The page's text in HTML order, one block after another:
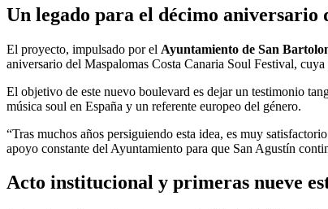
Un legado para el décimo aniversario
El proyecto, impulsado por el Ayuntamiento de San
aniversario del Maspalomas Costa Canaria Soul Festival,
El objetivo de este nuevo boulevard es dejar un testimonio
música soul en España y un referente europeo del género.
“Tras muchos años persiguiendo esta idea, es muy
apoyo constante del Ayuntamiento para que San Agustín
Acto institucional y primeras nueve